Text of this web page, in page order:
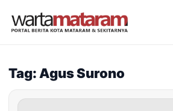
Tag: Agus Surono